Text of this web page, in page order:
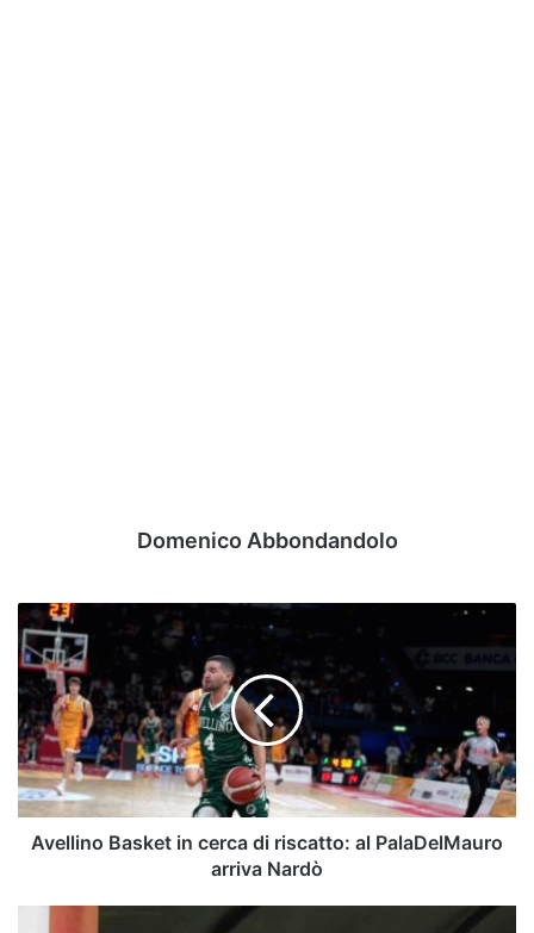
Domenico Abbondandolo
Avellino
Basket
in
cerca
di
riscatto:
al
PalaDelMauro
arriva
Nardò
Avellino Basket in cerca di riscatto: al PalaDelMauro
arriva Nardò